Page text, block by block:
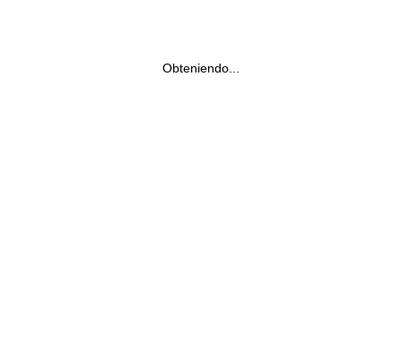
Obteniendo...